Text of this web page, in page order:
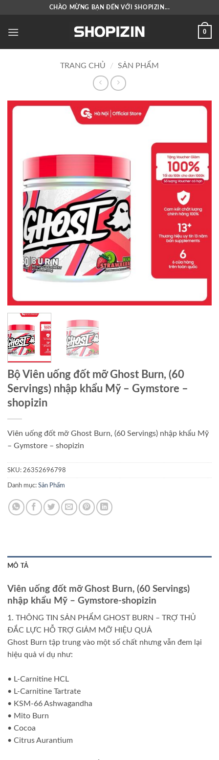
nội
CHÀO MỪNG BẠN ĐẾN VỚI SHOPIZIN...
0
TRANG CHỦ / SẢN PHẨM
Bộ Viên uống đốt mỡ Ghost Burn, (60
Servings) nhập khẩu Mỹ – Gymstore –
shopizin
Viên uống đốt mỡ Ghost Burn, (60 Servings) nhập khẩu Mỹ
– Gymstore – shopizin
SKU: 26352696798
Danh mục: Sản Phẩm
MÔ TẢ
Viên uống đốt mỡ Ghost Burn, (60 Servings)
nhập khẩu Mỹ – Gymstore-shopizin
1. THÔNG TIN SẢN PHẨM GHOST BURN – TRỢ THỦ
ĐẮC LỰC HỖ TRỢ GIẢM MỠ HIỆU QUẢ
Ghost Burn tập trung vào một số chất nhưng vẫn đem lại
hiệu quả ví dụ như:
• L-Carnitine HCL
• L-Carnitine Tartrate
• KSM-66 Ashwagandha
• Mito Burn
• Cocoa
• Citrus Aurantium